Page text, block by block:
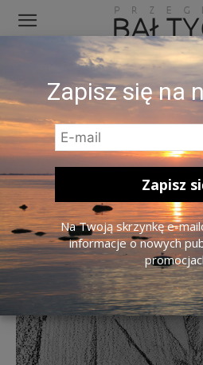
Bund 4Zapisz się na
Na Twoją skrzynkę e-
informacje o nowych